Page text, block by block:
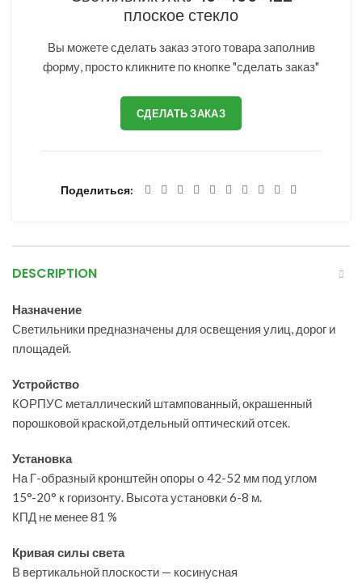
плоское стекло
Вы можете сделать заказ этого товара заполнив
форму, просто кликните по кнопке "сделать заказ"
СДЕЛАТЬ ЗАКАЗ
Поделиться
DESCRIPTION
Назначение
Светильники предназначены для освещения улиц, дорог и
площадей.
Устройство
КОРПУС металлический штампованный, окрашенный
порошковой краской,отдельный оптический отсек.
Установка
На Г-образный кронштейн опоры o 42-52 мм под углом
15°-20° к горизонту. Высота установки 6-8 м.
КПД не менее 81 %
Кривая силы света
В вертикальной плоскости — косинусная